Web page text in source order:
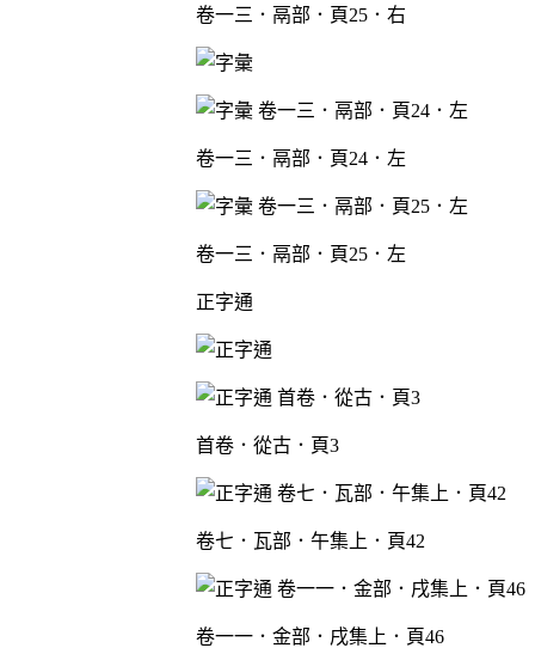
卷一三．鬲部．頁25．右
卷一三．鬲部．頁24．左
卷一三．鬲部．頁25．左
正字通
首卷．從古．頁3
卷七．瓦部．午集上．頁42
卷一一．金部．戌集上．頁46